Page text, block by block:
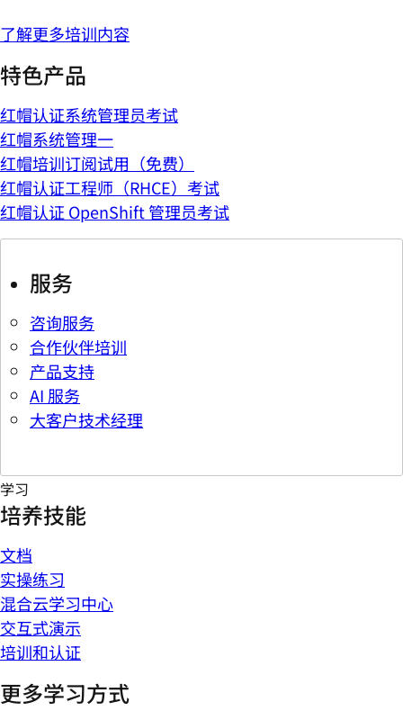
了解更多培训内容
特色产品
红帽认证系统管理员考试
红帽系统管理一
红帽培训订阅试用（免费）
红帽认证工程师（RHCE）考试
红帽认证 OpenShift 管理员考试
服务
咨询服务
合作伙伴培训
产品支持
AI 服务
大客户技术经理
学习
培养技能
文档
实操练习
混合云学习中心
交互式演示
培训和认证
更多学习方式